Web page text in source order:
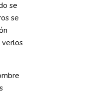
se
se
verlos